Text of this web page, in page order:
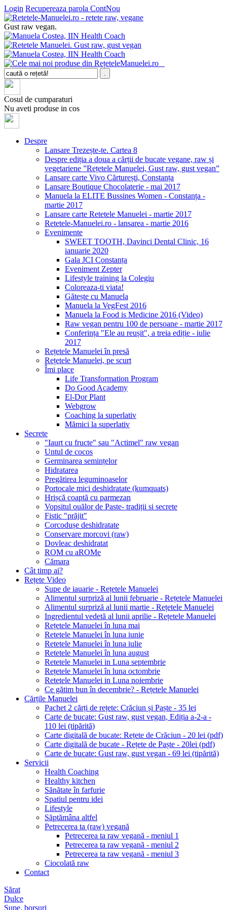
Login Recupereaza parola ContNou
Gust raw vegan.
Cosul de cumparaturi
Nu aveti produse in cos
Despre
Lansare Trezește-te. Cartea 8
Despre ediția a doua a cărții de bucate vegane, raw și
vegetariene ”Rețetele Manuelei, Gust raw, gust vegan”
Lansare carte Vivo Cărturești, Constanța
Lansare Boutique Chocolaterie - mai 2017
Manuela la ELITE Bussines Women - Constanța -
martie 2017
Lansare carte Retetele Manuelei - martie 2017
Retetele-Manuelei.ro - lansarea - martie 2016
Evenimente
SWEET TOOTH, Davinci Dental Clinic, 16
ianuarie 2020
Gala JCI Constanța
Eveniment Zepter
Lifestyle training la Colegiu
Coloreaza-ti viata!
Gătește cu Manuela
Manuela la VegFest 2016
Manuela la Food is Medicine 2016 (Video)
Raw vegan pentru 100 de persoane - martie 2017
Conferința "Ele au reușit", a treia ediție - iulie
2017
Rețetele Manuelei în presă
Rețetele Manuelei, pe scurt
Îmi place
Life Transformation Program
Do Good Academy
El-Dor Plant
Webgrow
Coaching la superlativ
Mămici la superlativ
Secrete
"Iaurt cu fructe" sau "Actimel" raw vegan
Untul de cocos
Germinarea semințelor
Hidratarea
Pregătirea leguminoaselor
Portocale mici deshidratate (kumquats)
Hrișcă coaptă cu parmezan
Vopsitul ouălor de Paste- tradiții si secrete
Fistic "prăjit"
Corcodușe deshidratate
Conservare morcovi (raw)
Dovleac deshidratat
ROM cu aROMe
Cămara
Cât timp ai?
Rețete Video
Supe de iauarie - Rețetele Manuelei
Alimentul surpriză al lunii februarie - Rețetele Manuelei
Alimentul surpriză al lunii martie - Rețetele Manuelei
Ingredientul vedetă al lunii aprilie - Rețetele Manuelei
Rețetele Manuelei în luna mai
Retetele Manuelei în luna iunie
Retetele Manuelei în luna iulie
Retetele Manuelei în luna august
Retetele Manuelei in Luna septembrie
Rețetele Manuelei în luna octombrie
Retetele Manuelei in Luna noiembrie
Ce gătim bun în decembrie? - Rețetele Manuelei
Cărțile Manuelei
Pachet 2 cărți de rețete: Crăciun și Paște - 35 lei
Carte de bucate: Gust raw, gust vegan, Ediția a-2-a -
110 lei (tipărită)
Carte digitală de bucate: Rețete de Crăciun - 20 lei (pdf)
Carte digitală de bucate - Rețete de Paște - 20lei (pdf)
Carte de bucate: Gust raw, gust vegan - 69 lei (tipărită)
Servicii
Health Coaching
Healthy kitchen
Sănătate în farfurie
Spatiul pentru idei
Lifestyle
Săptămâna altfel
Petrecerea ta (raw) vegană
Petrecerea ta raw vegană - meniul 1
Petrecerea ta raw vegană - meniul 2
Petrecerea ta raw vegană - meniul 3
Ciocolată raw
Contact
Sărat
Dulce
Supe, borșuri